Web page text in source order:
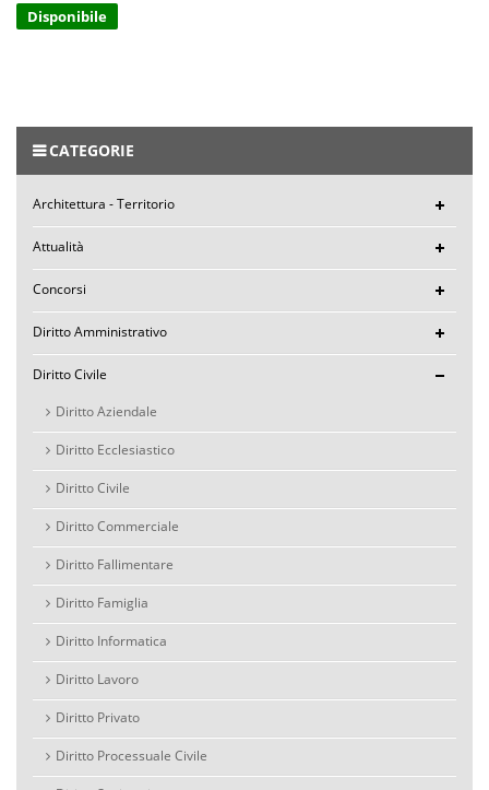
Disponibile
CATEGORIE
Architettura - Territorio
Attualità
Concorsi
Diritto Amministrativo
Diritto Civile
Diritto Aziendale
Diritto Ecclesiastico
Diritto Civile
Diritto Commerciale
Diritto Fallimentare
Diritto Famiglia
Diritto Informatica
Diritto Lavoro
Diritto Privato
Diritto Processuale Civile